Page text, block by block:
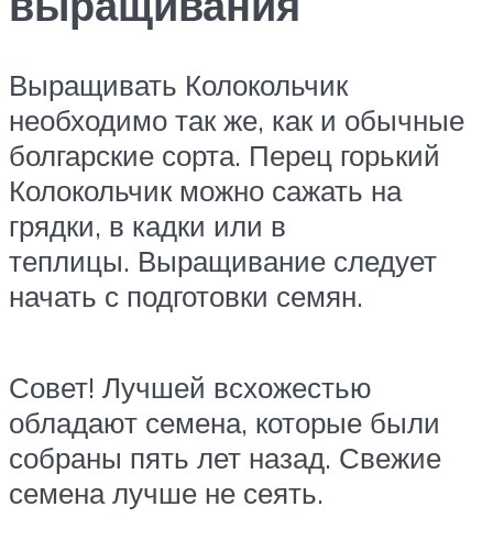
Выращивать Колокольчик
необходимо так же, как и обычные
болгарские сорта. Перец горький
Колокольчик можно сажать на
грядки, в кадки или в
теплицы. Выращивание следует
начать с подготовки семян.
Совет! Лучшей всхожестью
обладают семена, которые были
собраны пять лет назад. Свежие
семена лучше не сеять.